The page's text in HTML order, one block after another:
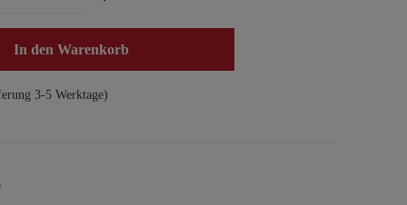
In den Warenkorb
3-5 Werktage)